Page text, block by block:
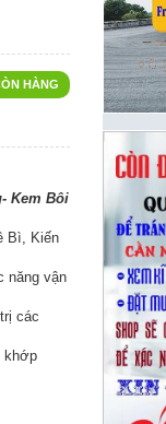
HÀNG
Kem Bôi
Bì, Kiến
năng vận
các
khớp